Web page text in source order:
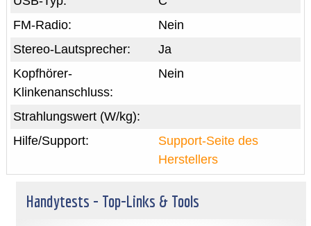
Nein
FM-Radio:
Ja
Stereo-Lautsprecher:
Nein
Kopfhörer-
Klinkenanschluss:
Strahlungswert (W/kg):
Support-Seite des
Herstellers
Hilfe/Support:
Handytests - Top-Links & Tools